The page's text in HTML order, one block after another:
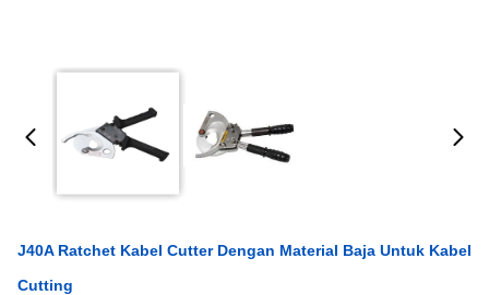
J40A Ratchet Kabel Cutter Dengan Material Baja Untuk Kabel
Cutting